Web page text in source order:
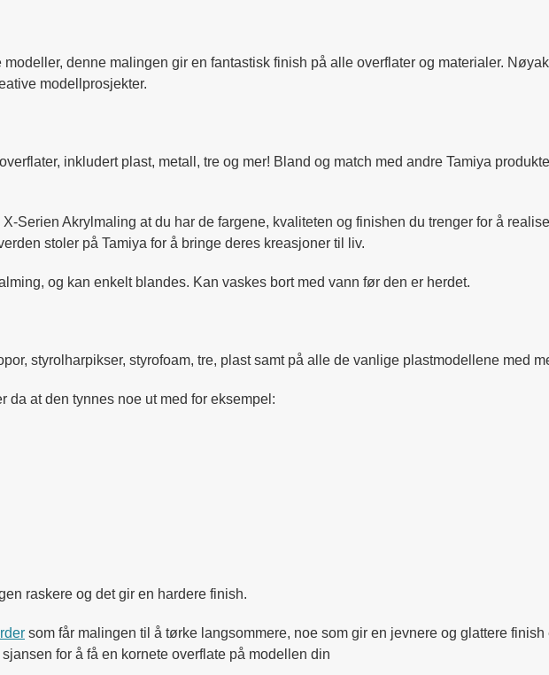
denne malingen gir en fantastisk finish på alle overflater og materialer.
modellprosjekter.
inkludert plast, metall, tre og mer! Bland og match med andre Tamiya
Serien Akrylmaling at du har de fargene, kvaliteten og finishen du trenger for å
stoler på Tamiya for å bringe deres kreasjoner til liv.
og kan enkelt blandes. Kan vaskes bort med vann før den er herdet.
styrolharpikser, styrofoam, tre, plast samt på alle de vanlige plastmodellene med
da at den tynnes noe ut med for eksempel:
raskere og det gir en hardere finish.
som får malingen til å tørke langsommere, noe som gir en jevnere og glattere
for å få en kornete overflate på modellen din